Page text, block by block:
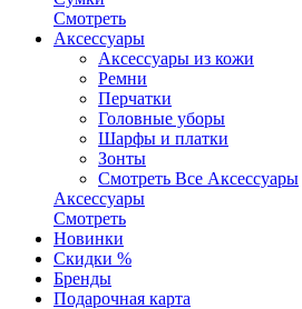
Смотреть
Аксессуары
Аксессуары из кожи
Ремни
Перчатки
Головные уборы
Шарфы и платки
Зонты
Смотреть Все Аксессуары
Аксессуары
Смотреть
Новинки
Скидки %
Бренды
Подарочная карта